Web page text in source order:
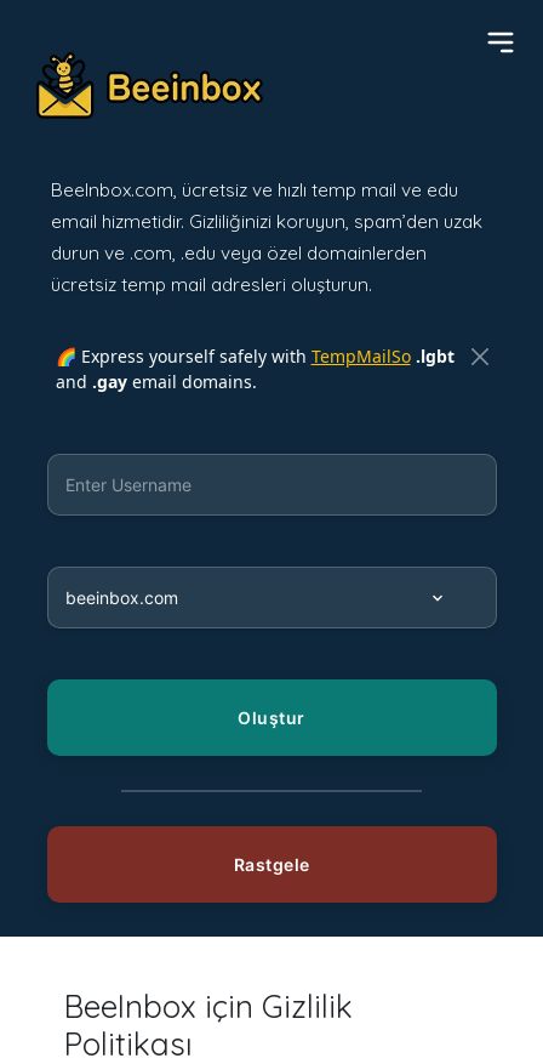
BeeInbox.com, ücretsiz ve hızlı temp mail ve edu
email hizmetidir. Gizliliğinizi koruyun, spam’den uzak
durun ve .com, .edu veya özel domainlerden
ücretsiz temp mail adresleri oluşturun.
🌈 Express yourself safely with TempMailSo .lgbt
and .gayemail domains.
BeeInbox için Gizlilik
Politikası